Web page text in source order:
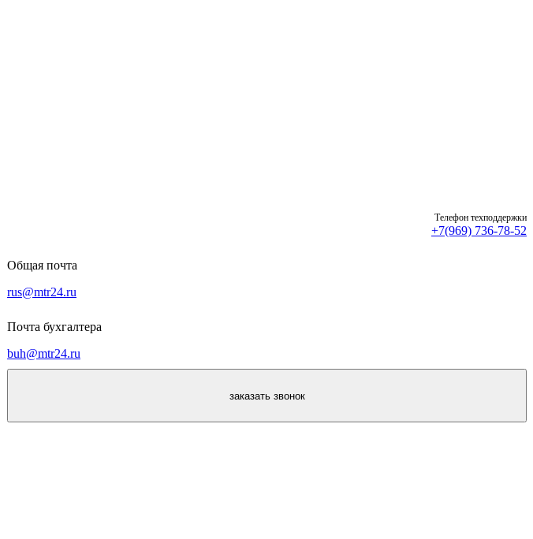
Телефон техподдержки
+7(969) 736-78-52
Общая почта
rus@mtr24.ru
Почта бухгалтера
buh@mtr24.ru
заказать звонок